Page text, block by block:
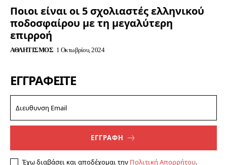
Ποιοι είναι οι 5 σχολιαστές ελληνικού
ποδοσφαίρου με τη μεγαλύτερη
επιρροή
ΑΘΛΗΤΙΣΜΌΣ 1 Οκτωβρίου, 2024
ΕΓΓΡΑΦΕΊΤΕ
ΕΓΓΡΑΦΗ
Έχω διαβάσει και αποδέχομαι την Πολιτική Απορρήτου.